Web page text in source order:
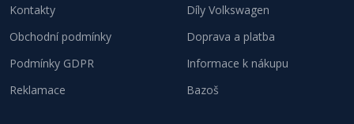
Kontakty
Obchodní podmínky
Podmínky GDPR
Reklamace
Díly Volkswagen
Doprava a platba
Informace k nákupu
Bazoš